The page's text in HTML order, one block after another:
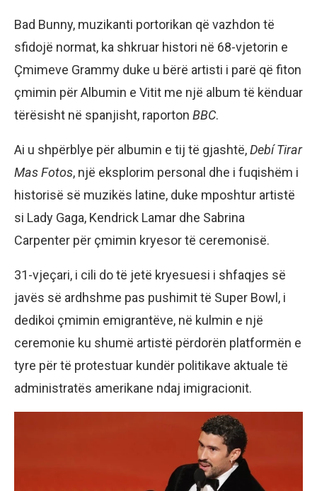
Bad Bunny, muzikanti portorikan që vazhdon të
sfidojë normat, ka shkruar histori në 68-vjetorin e
Çmimeve Grammy duke u bërë artisti i parë që fiton
çmimin për Albumin e Vitit me një album të kënduar
tërësisht në spanjisht, raporton BBC.
Ai u shpërblye për albumin e tij të gjashtë,Debí Tirar
Mas Fotos, një eksplorim personal dhe i fuqishëm i
historisë së muzikës latine, duke mposhtur artistë
si Lady Gaga, Kendrick Lamar dhe Sabrina
Carpenter për çmimin kryesor të ceremonisë.
31-vjeçari, i cili do të jetë kryesuesi i shfaqjes së
javës së ardhshme pas pushimit të Super Bowl, i
dedikoi çmimin emigrantëve, në kulmin e një
ceremonie ku shumë artistë përdorën platformën e
tyre për të protestuar kundër politikave aktuale të
administratës amerikane ndaj imigracionit.